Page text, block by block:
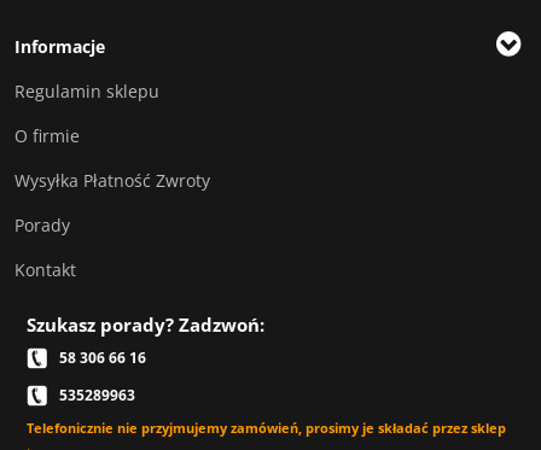
Informacje
Regulamin sklepu
O firmie
Wysyłka Płatność Zwroty
Porady
Kontakt
Szukasz porady? Zadzwoń:
58 306 66 16
535289963
Telefonicznie nie przyjmujemy zamówień, prosimy je składać przez sklep